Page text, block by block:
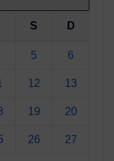
S D
5 6
12 13
19 20
26 27